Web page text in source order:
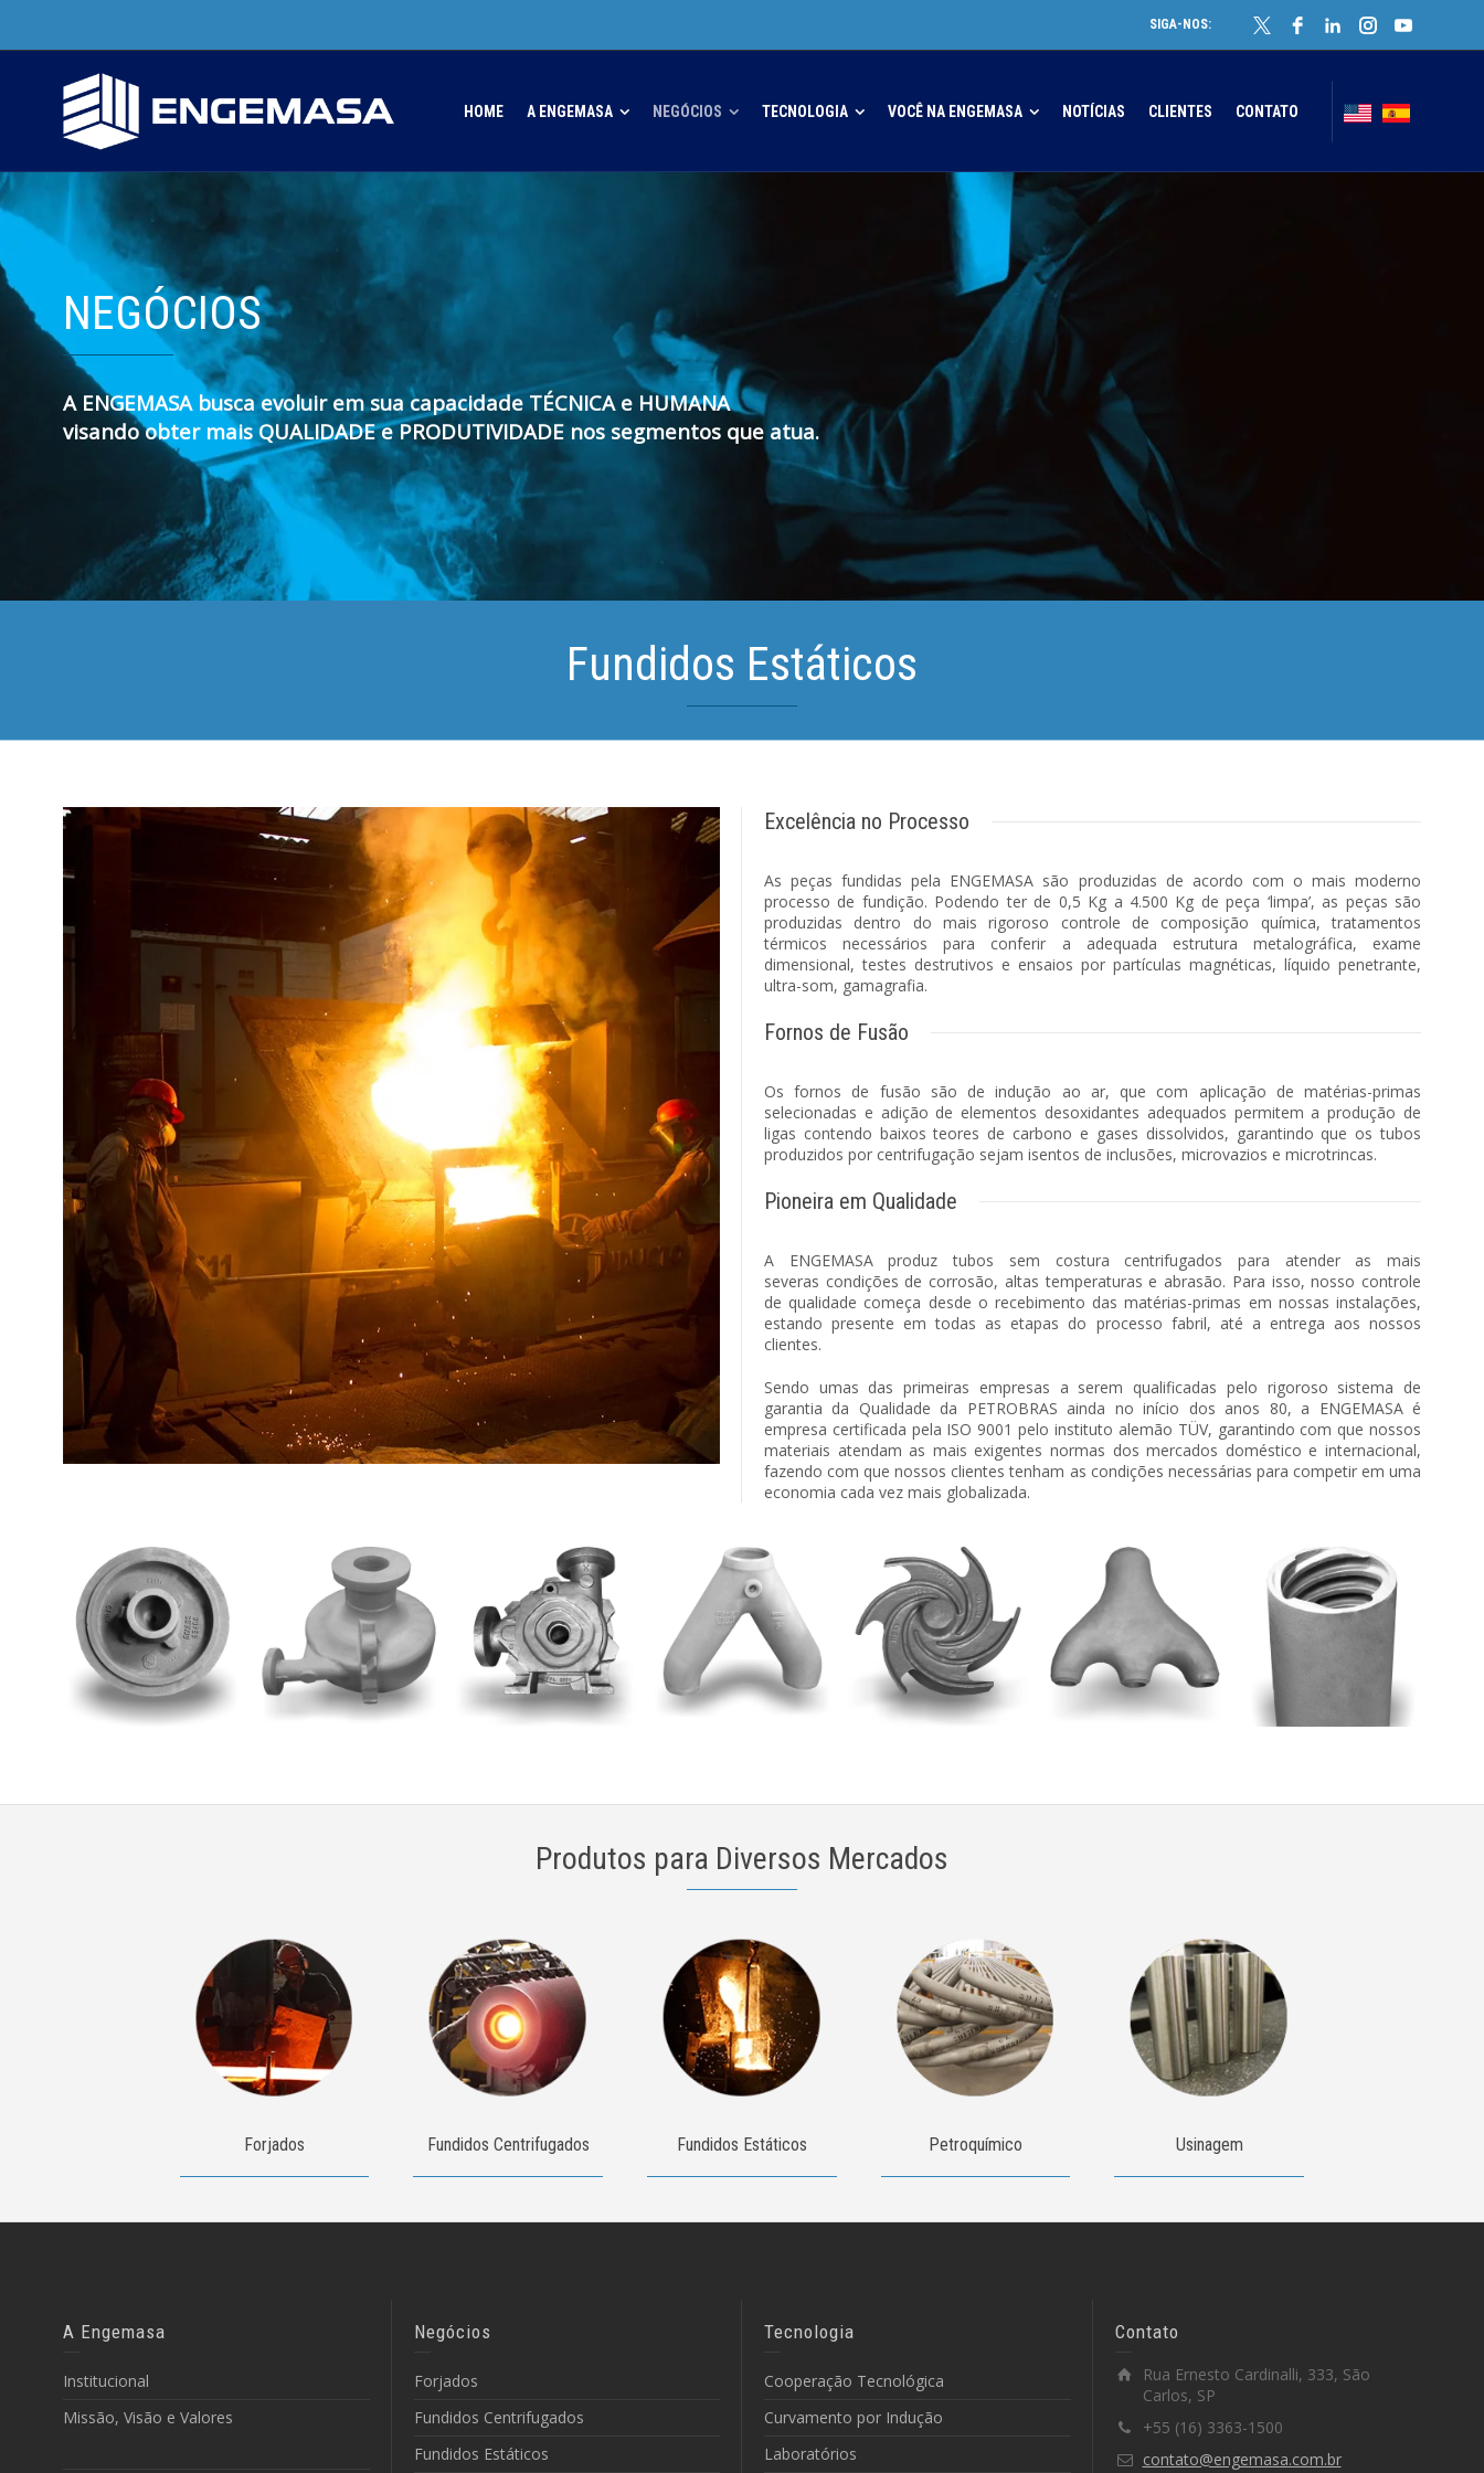
SIGA-NOS:
HOME A ENGEMASA NEGÓCIOS TECNOLOGIA VOCÊ NA ENGEMASA NOTÍCIAS CLIENTES CONTATO
NEGÓCIOS
A ENGEMASA busca evoluir em sua capacidade TÉCNICA e HUMANA
visando obter mais QUALIDADE e PRODUTIVIDADE nos segmentos que atua.
Fundidos Estáticos
Excelência no Processo
As peças fundidas pela ENGEMASA são produzidas de acordo com o mais moderno
processo de fundição. Podendo ter de 0,5 Kg a 4.500 Kg de peça ‘limpa’, as peças são
produzidas dentro do mais rigoroso controle de composição química, tratamentos
térmicos necessários para conferir a adequada estrutura metalográfica, exame
dimensional, testes destrutivos e ensaios por partículas magnéticas, líquido penetrante,
ultra-som, gamagrafia.
Fornos de Fusão
Os fornos de fusão são de indução ao ar, que com aplicação de matérias-primas
selecionadas e adição de elementos desoxidantes adequados permitem a produção de
ligas contendo baixos teores de carbono e gases dissolvidos, garantindo que os tubos
produzidos por centrifugação sejam isentos de inclusões, microvazios e microtrincas.
Pioneira em Qualidade
A ENGEMASA produz tubos sem costura centrifugados para atender as mais
severas condições de corrosão, altas temperaturas e abrasão. Para isso, nosso controle
de qualidade começa desde o recebimento das matérias-primas em nossas instalações,
estando presente em todas as etapas do processo fabril, até a entrega aos nossos
clientes.
Sendo umas das primeiras empresas a serem qualificadas pelo rigoroso sistema de
garantia da Qualidade da PETROBRAS ainda no início dos anos 80, a ENGEMASA é
empresa certificada pela ISO 9001 pelo instituto alemão TÜV, garantindo com que nossos
materiais atendam as mais exigentes normas dos mercados doméstico e internacional,
fazendo com que nossos clientes tenham as condições necessárias para competir em uma
economia cada vez mais globalizada.
Produtos para Diversos Mercados
Forjados Fundidos Centrifugados Fundidos Estáticos Petroquímico Usinagem
A Engemasa
Institucional
Missão, Visão e Valores
Negócios
Forjados
Fundidos Centrifugados
Fundidos Estáticos
Tecnologia
Cooperação Tecnológica
Curvamento por Indução
Laboratórios
Contato
Rua Ernesto Cardinalli, 333, São
Carlos, SP
+55 (16) 3363-1500
contato@engemasa.com.br